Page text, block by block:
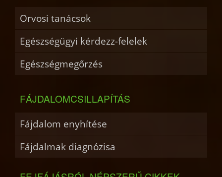
Orvosi tanácsok
Egészségügyi kérdezz-felelek
Egészségmegőrzés
FÁJDALOMCSILLAPÍTÁS
Fájdalom enyhítése
Fájdalmak diagnózisa